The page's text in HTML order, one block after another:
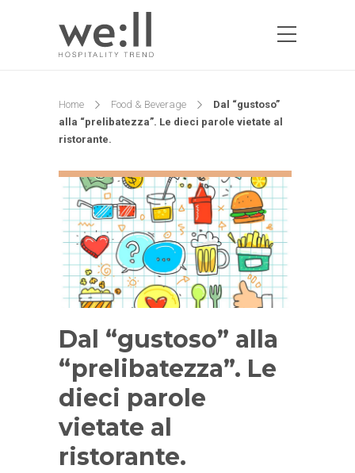
Home Food & Beverage
Dal “gustoso”
alla “prelibatezza”. Le dieci parole vietate al
ristorante.
Dal “gustoso” alla
“prelibatezza”. Le
dieci parole
vietate al
ristorante.